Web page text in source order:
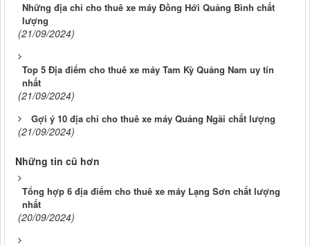
Những địa chỉ cho thuê xe máy Đồng Hới Quảng Bình chất
lượng
(21/09/2024)
Top 5 Địa điểm cho thuê xe máy Tam Kỳ Quảng Nam uy tín
nhất
(21/09/2024)
Gợi ý 10 địa chỉ cho thuê xe máy Quảng Ngãi chất lượng
(21/09/2024)
Những tin cũ hơn
Tổng hợp 6 địa điểm cho thuê xe máy Lạng Sơn chất lượng
nhất
(20/09/2024)